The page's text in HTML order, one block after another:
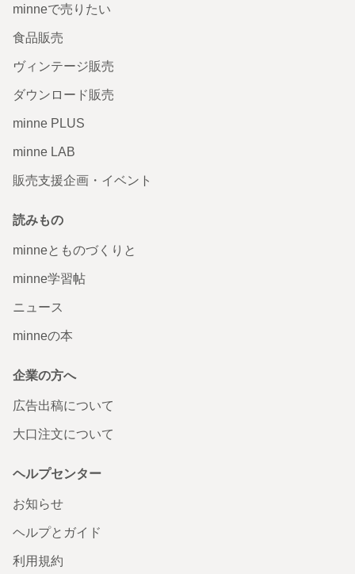
minneで売りたい
食品販売
ヴィンテージ販売
ダウンロード販売
minne PLUS
minne LAB
販売支援企画・イベント
読みもの
minneとものづくりと
minne学習帖
ニュース
minneの本
企業の方へ
広告出稿について
大口注文について
ヘルプセンター
お知らせ
ヘルプとガイド
利用規約